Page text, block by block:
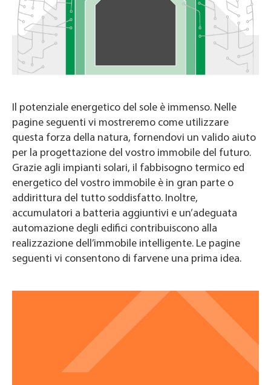
Il potenziale energetico del sole è immenso. Nelle
pagine seguenti vi mostreremo come utilizzare
questa forza della natura, fornendovi un valido aiuto
per la progettazione del vostro immobile del futuro.
Grazie agli impianti solari, il fabbisogno termico ed
energetico del vostro immobile è in gran parte o
addirittura del tutto soddisfatto. Inoltre,
accumulatori a batteria aggiuntivi e un’adeguata
automazione degli edifici contribuiscono alla
realizzazione dell’immobile intelligente. Le pagine
seguenti vi consentono di farvene una prima idea.